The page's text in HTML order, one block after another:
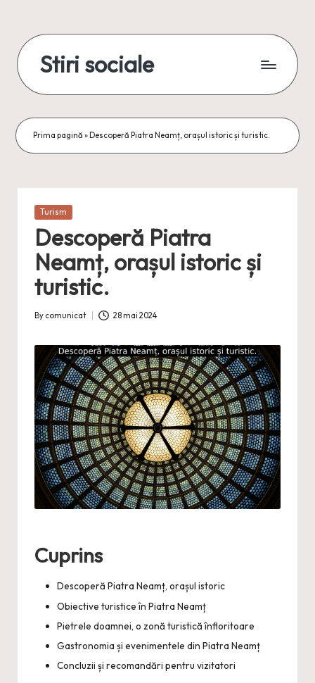
content
Stiri sociale
conexiuni
reale
Prima pagină » Descoperă Piatra Neamț, orașul istoric și turistic.
Posted
Turism
Descoperă Piatra
Neamț, orașul istoric și
turistic.
Posted
By comunicat 28 mai 2024
Cuprins
Descoperă Piatra Neamț, orașul istoric
Obiective turistice în Piatra Neamț
Pietrele doamnei, o zonă turistică înfloritoare
Gastronomia și evenimentele din Piatra Neamț
Concluzii și recomandări pentru vizitatori